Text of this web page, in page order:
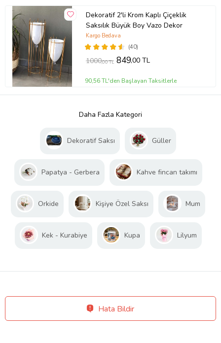
Dekoratif 2'li Krom Kaplı Çiçeklik
Saksılık Büyük Boy Vazo Dekor
(40)
Kargo Bedava
1000,00 TL 849,00 TL
90,56 TL'den Başlayan Taksitlerle
Daha Fazla Kategori
Dekoratif Saksı Güller
Papatya - Gerbera Kahve fincan takımı
Orkide Kişiye Özel Saksı Mum
Kek - Kurabiye Kupa Lilyum
Hata Bildir